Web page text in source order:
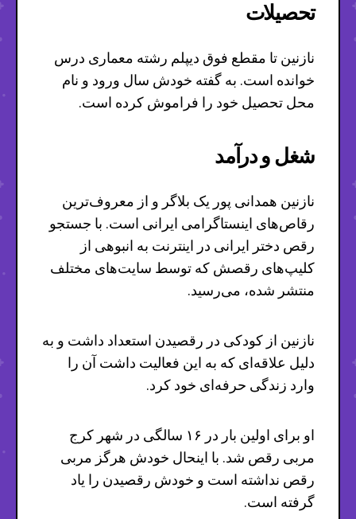
تحصیلات
نازنین تا مقطع فوق دیپلم رشته معماری درس
خوانده است. به گفته خودش سال ورود و نام
محل تحصیل خود را فراموش کرده است.
شغل و درآمد
نازنین همدانی پور یک بلاگر و از معروف‌ترین
رقاص‌های اینستاگرامی ایرانی است. با جستجو
رقص دختر ایرانی در اینترنت به انبوهی از
کلیپ‌های رقصش که توسط سایت‌های مختلف
منتشر شده، می‌رسید.
نازنین از کودکی در رقصیدن استعداد داشت و به
دلیل علاقه‌ای که به این فعالیت داشت آن را
وارد زندگی حرفه‌ای خود کرد.
او برای اولین بار در ۱۶ سالگی در شهر کرج
مربی رقص شد. با اینحال خودش هرگز مربی
رقص نداشته است و خودش رقصیدن را یاد
گرفته است.